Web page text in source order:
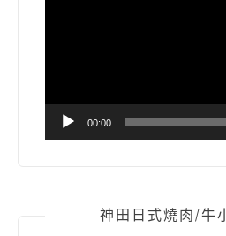
00:00
神田日式燒肉/牛